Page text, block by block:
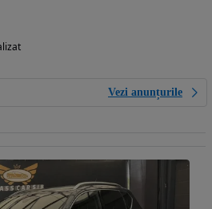
Vezi anunțurile